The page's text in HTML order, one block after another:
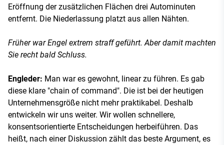
Eröffnung der zusätzlichen Flächen drei Autominuten
entfernt. Die Niederlassung platzt aus allen Nähten.
Früher war Engel extrem straff geführt. Aber damit machten
Sie recht bald Schluss.
Engleder: Man war es gewohnt, linear zu führen. Es gab
diese klare "chain of command". Die ist bei der heutigen
Unternehmensgröße nicht mehr praktikabel. Deshalb
entwickeln wir uns weiter. Wir wollen schnellere,
konsentsorientierte Entscheidungen herbeiführen. Das
heißt, nach einer Diskussion zählt das beste Argument, es